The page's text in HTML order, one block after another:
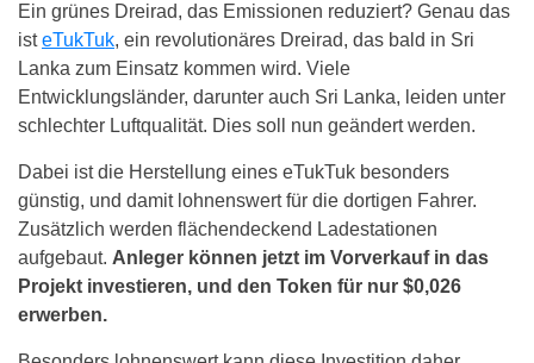
Ein grünes Dreirad, das Emissionen reduziert? Genau das
isteTukTuk, ein revolutionäres Dreirad, das bald in Sri
Lanka zum Einsatz kommen wird. Viele
Entwicklungsländer, darunter auch Sri Lanka, leiden unter
schlechter Luftqualität. Dies soll nun geändert werden.
Dabei ist die Herstellung eines eTukTuk besonders
günstig, und damit lohnenswert für die dortigen Fahrer.
Zusätzlich werden flächendeckend Ladestationen
aufgebaut. Anleger können jetzt im Vorverkauf in das
Projekt investieren, und den Token für nur $0,026
erwerben.